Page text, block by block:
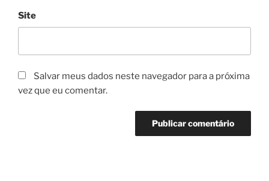
Site
Salvar meus dados neste navegador para a próxima
vez que eu comentar.